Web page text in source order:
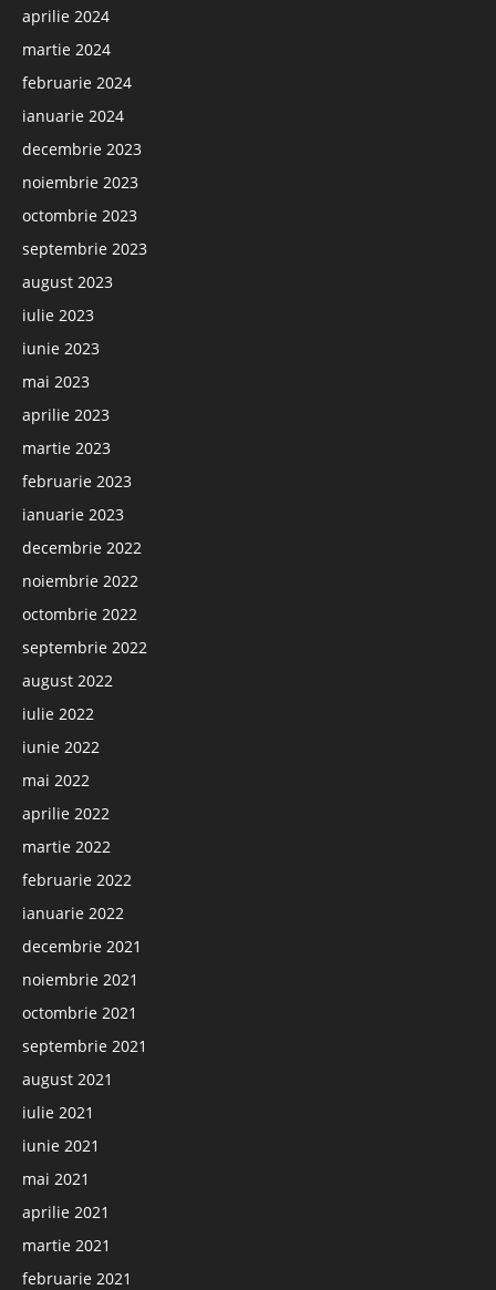
aprilie 2024
martie 2024
februarie 2024
ianuarie 2024
decembrie 2023
noiembrie 2023
octombrie 2023
septembrie 2023
august 2023
iulie 2023
iunie 2023
mai 2023
aprilie 2023
martie 2023
februarie 2023
ianuarie 2023
decembrie 2022
noiembrie 2022
octombrie 2022
septembrie 2022
august 2022
iulie 2022
iunie 2022
mai 2022
aprilie 2022
martie 2022
februarie 2022
ianuarie 2022
decembrie 2021
noiembrie 2021
octombrie 2021
septembrie 2021
august 2021
iulie 2021
iunie 2021
mai 2021
aprilie 2021
martie 2021
februarie 2021